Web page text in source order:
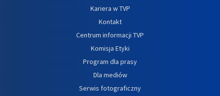
Kariera w TVP
Kontakt
Centrum informacji TVP
Komisja Etyki
Program dla prasy
Dla mediów
Serwis fotograficzny